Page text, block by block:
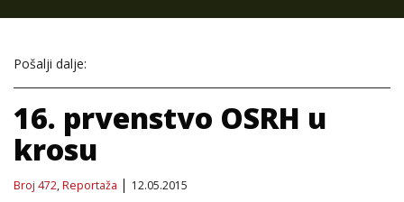
Pošalji dalje:
16. prvenstvo OSRH u
krosu
Broj 472,Reportaža 12.05.2015